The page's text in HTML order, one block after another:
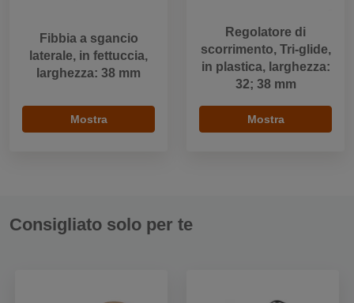
Fibbia a sgancio
laterale, in fettuccia,
larghezza: 38 mm
Mostra
Regolatore di
scorrimento, Tri-glide,
in plastica, larghezza:
32; 38 mm
Mostra
Consigliato solo per te